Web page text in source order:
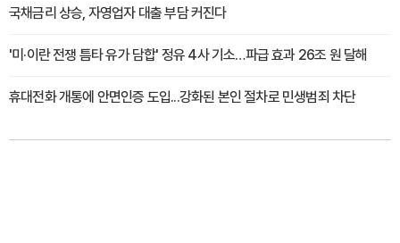
국채금리 상승, 자영업자 대출 부담 커진다
'미·이란 전쟁 틈타 유가 담합' 정유 4사 기소…파급 효과 26조 원 달해
휴대전화 개통에 안면인증 도입...강화된 본인 절차로 민생범죄 차단